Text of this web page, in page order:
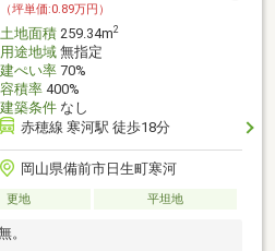
（坪単価:0.89万円）
土地面積259.34m2
用途地域無指定
建ぺい率70%
容積率400%
建築条件なし
赤穂線 寒河駅 徒歩18分
岡山県備前市日生町寒河
更地 平坦地
。